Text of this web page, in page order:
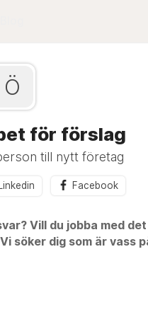
Ö
för förslag
till nytt företag
Linkedin Facebook
Vill du jobba med
söker dig som är vass